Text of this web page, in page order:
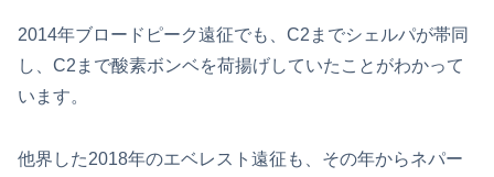
2014年ブロードピーク遠征でも、C2までシェルパが帯同
し、C2まで酸素ボンベを荷揚げしていたことがわかって
います。
他界した2018年のエベレスト遠征も、その年からネパー